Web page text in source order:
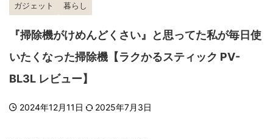
ガジェット 暮らし
『掃除機がけめんどくさい』と思ってた私が毎日使
いたくなった掃除機【ラクかるスティック PV-
BL3L レビュー】
2024年12月11日 2025年7月3日